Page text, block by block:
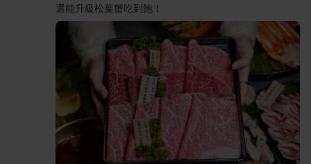
還能升級松葉蟹吃到飽！